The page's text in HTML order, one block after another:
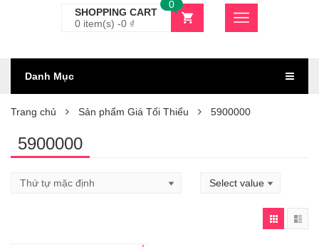
SHOPPING CART
0 item(s) -0 ₫
0
Danh Mục
Trang chủ Sản phẩm Giá Tối Thiểu 5900000
5900000